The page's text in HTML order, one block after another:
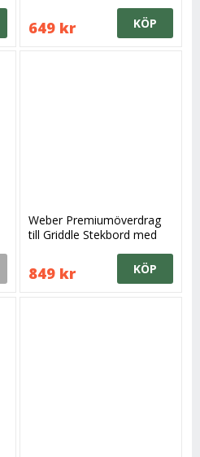
649 kr KÖP
Weber Premiumöverdrag
till Griddle Stekbord med
849 kr KÖP